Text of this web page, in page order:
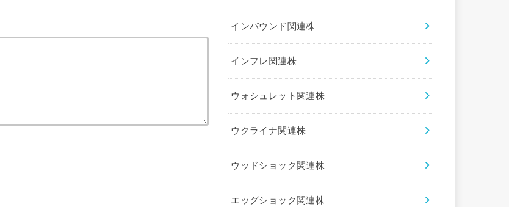
インバウンド関連株
インフレ関連株
ウォシュレット関連株
ウクライナ関連株
ウッドショック関連株
エッグショック関連株